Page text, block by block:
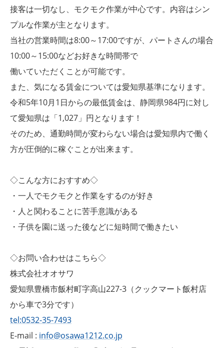
接客は一切なし、モクモク作業が中心です。内容はシン
プルな作業が主となります。
当社の営業時間は8:00～17:00ですが、パートさんの場合
10:00～15:00などお好きな時間帯で
働いていただくことが可能です。
また、気になる賃金については愛知県基準になります。
令和5年10月1日からの最低賃金は、静岡県984円に対し
て愛知県は「1,027」円となります！
そのため、通勤時間が変わらない場合は愛知県内で働く
方が圧倒的に稼ぐことが出来ます。
◇こんな方におすすめ◇
・一人でモクモクと作業をするのが好き
・人と関わることに苦手意識がある
・子供を園に送った後などに短時間で働きたい
◇お問い合わせはこちら◇
株式会社オオサワ
愛知県豊橋市飯村町字高山227-3（クックマート飯村店
から車で3分です）
tel:0532-35-7493
E-mail : info@osawa1212.co.jp